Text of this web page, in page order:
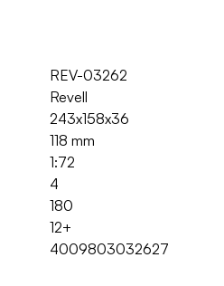
REV-03262
Revell
243x158x36
118 mm
1:72
4
180
12+
4009803032627